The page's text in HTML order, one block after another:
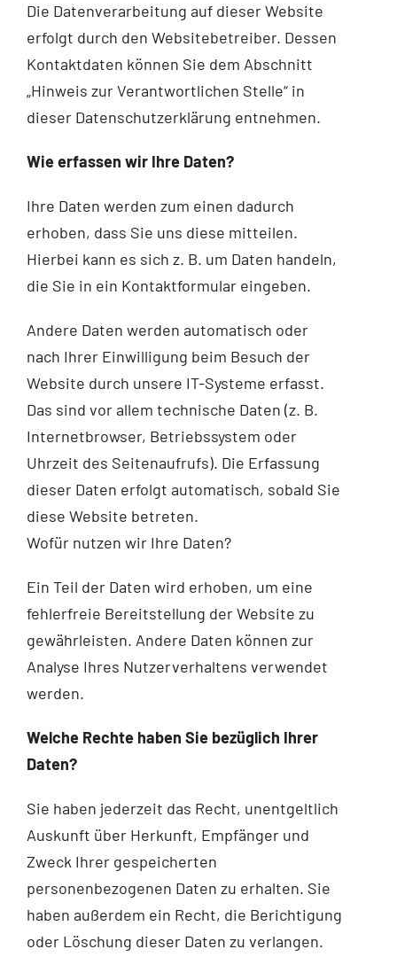
Die Datenverarbeitung auf dieser Website
erfolgt durch den Websitebetreiber. Dessen
Kontaktdaten können Sie dem Abschnitt
„Hinweis zur Verantwortlichen Stelle“ in
dieser Datenschutzerklärung entnehmen.
Wie erfassen wir Ihre Daten?
Ihre Daten werden zum einen dadurch
erhoben, dass Sie uns diese mitteilen.
Hierbei kann es sich z. B. um Daten handeln,
die Sie in ein Kontaktformular eingeben.
Andere Daten werden automatisch oder
nach Ihrer Einwilligung beim Besuch der
Website durch unsere IT-Systeme erfasst.
Das sind vor allem technische Daten (z. B.
Internetbrowser, Betriebssystem oder
Uhrzeit des Seitenaufrufs). Die Erfassung
dieser Daten erfolgt automatisch, sobald Sie
diese Website betreten.
Wofür nutzen wir Ihre Daten?
Ein Teil der Daten wird erhoben, um eine
fehlerfreie Bereitstellung der Website zu
gewährleisten. Andere Daten können zur
Analyse Ihres Nutzerverhaltens verwendet
werden.
Welche Rechte haben Sie bezüglich Ihrer
Daten?
Sie haben jederzeit das Recht, unentgeltlich
Auskunft über Herkunft, Empfänger und
Zweck Ihrer gespeicherten
personenbezogenen Daten zu erhalten. Sie
haben außerdem ein Recht, die Berichtigung
oder Löschung dieser Daten zu verlangen.